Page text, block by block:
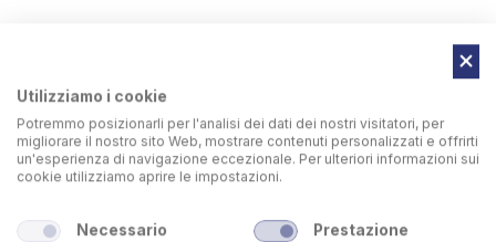
Utilizziamo i cookie
Potremmo posizionarli per l'analisi dei dati dei nostri visitatori, per
migliorare il nostro sito Web, mostrare contenuti personalizzati e offrirti
un'esperienza di navigazione eccezionale. Per ulteriori informazioni sui
cookie utilizziamo aprire le impostazioni.
Necessario Prestazione